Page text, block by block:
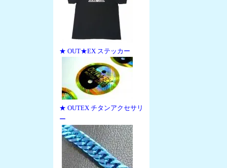
★ OUT★EX ステッカー
★ OUTEX チタンアクセサリ
ー